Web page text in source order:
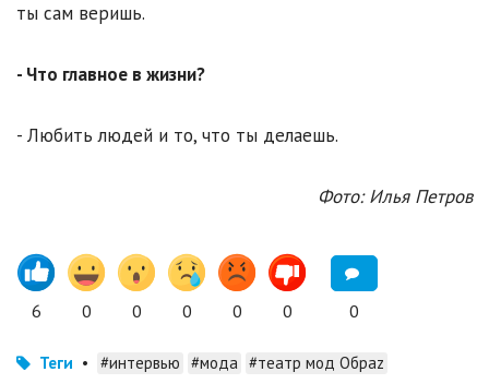
ты сам веришь.
- Что главное в жизни?
- Любить людей и то, что ты делаешь.
Фото: Илья Петров
6 0 0 0 0 0 0
Теги • #интервью #мода #театр мод Обраz